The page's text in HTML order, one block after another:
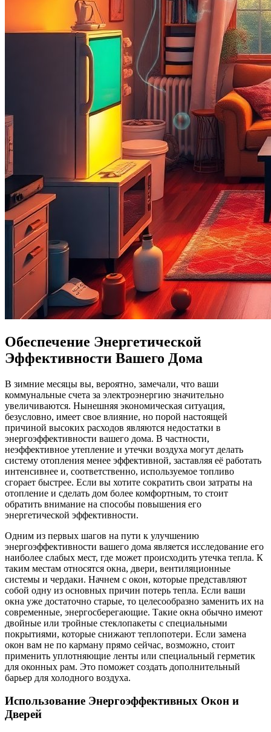
Обеспечение Энергетической
Эффективности Вашего Дома
В зимние месяцы вы, вероятно, замечали, что ваши
коммунальные счета за электроэнергию значительно
увеличиваются. Нынешняя экономическая ситуация,
безусловно, имеет свое влияние, но порой настоящей
причиной высоких расходов являются недостатки в
энергоэффективности вашего дома. В частности,
неэффективное утепление и утечки воздуха могут делать
систему отопления менее эффективной, заставляя её работать
интенсивнее и, соответственно, используемое топливо
сгорает быстрее. Если вы хотите сократить свои затраты на
отопление и сделать дом более комфортным, то стоит
обратить внимание на способы повышения его
энергетической эффективности.
Одним из первых шагов на пути к улучшению
энергоэффективности вашего дома является исследование его
наиболее слабых мест, где может происходить утечка тепла. К
таким местам относятся окна, двери, вентиляционные
системы и чердаки. Начнем с окон, которые представляют
собой одну из основных причин потерь тепла. Если ваши
окна уже достаточно старые, то целесообразно заменить их на
современные, энергосберегающие. Такие окна обычно имеют
двойные или тройные стеклопакеты с специальными
покрытиями, которые снижают теплопотери. Если замена
окон вам не по карману прямо сейчас, возможно, стоит
применить уплотняющие ленты или специальный герметик
для оконных рам. Это поможет создать дополнительный
барьер для холодного воздуха.
Использование Энергоэффективных Окон и
Дверей